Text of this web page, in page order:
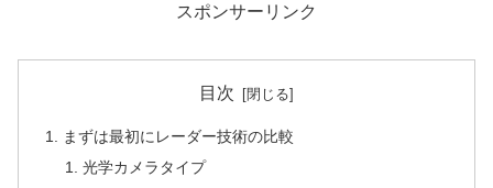
スポンサーリンク
目次
まずは最初にレーダー技術の比較
光学カメラタイプ